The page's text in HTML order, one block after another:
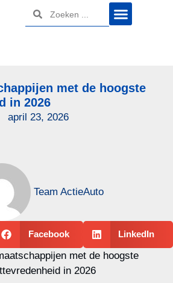
met de hoogste
in 2026
april 23, 2026
Team ActieAuto
Facebook LinkedIn